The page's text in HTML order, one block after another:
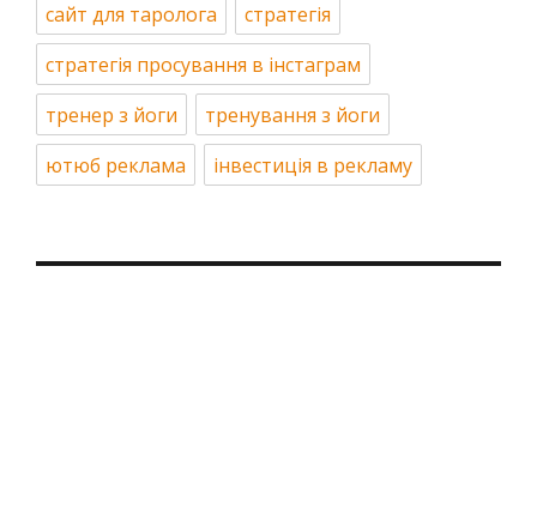
сайт для таролога
стратегія
стратегія просування в інстаграм
тренер з йоги
тренування з йоги
ютюб реклама
інвестиція в рекламу